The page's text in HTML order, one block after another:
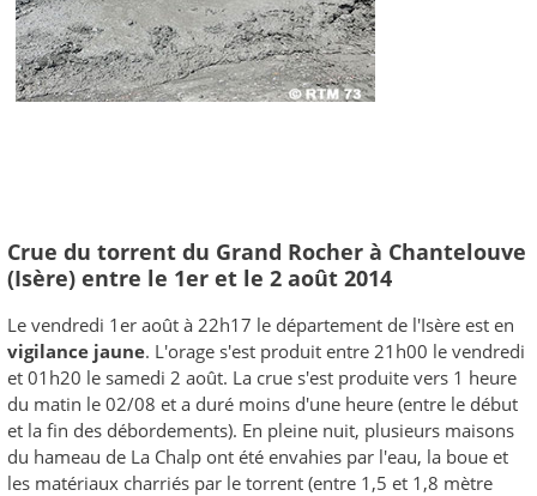
Crue du torrent du Grand Rocher à Chantelouve
(Isère) entre le 1er et le 2 août 2014
Le vendredi 1er août à 22h17 le département de l'Isère est en
vigilance jaune. L'orage s'est produit entre 21h00 le vendredi
et 01h20 le samedi 2 août. La crue s'est produite vers 1 heure
du matin le 02/08 et a duré moins d'une heure (entre le début
et la fin des débordements). En pleine nuit, plusieurs maisons
du hameau de La Chalp ont été envahies par l'eau, la boue et
les matériaux charriés par le torrent (entre 1,5 et 1,8 mètre